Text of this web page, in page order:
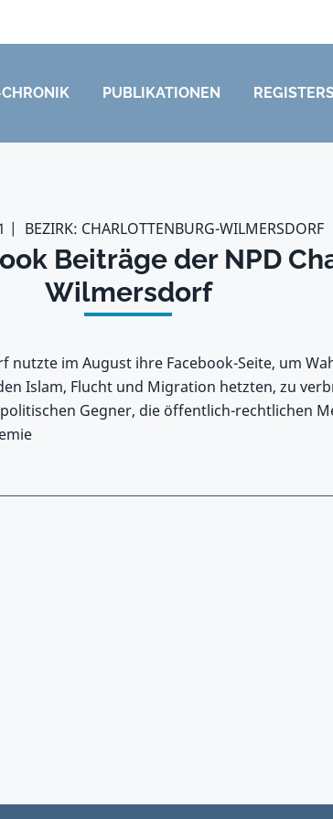
PUBLIKATIONEN
BEZIRK: CHARLOTTENBURG-WILMERSDORF
Beiträge der NPD
Wilmersdorf
nutzte im August ihre Facebook-Seite, um
Islam, Flucht und Migration hetzten, zu
Gegner, die öffentlich-rechtlichen